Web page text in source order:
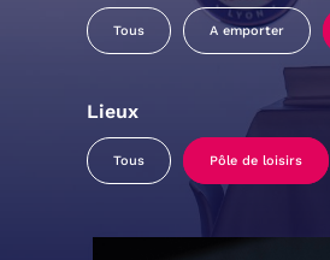
Tous A emporter
Lieux
Tous Pôle de loisirs